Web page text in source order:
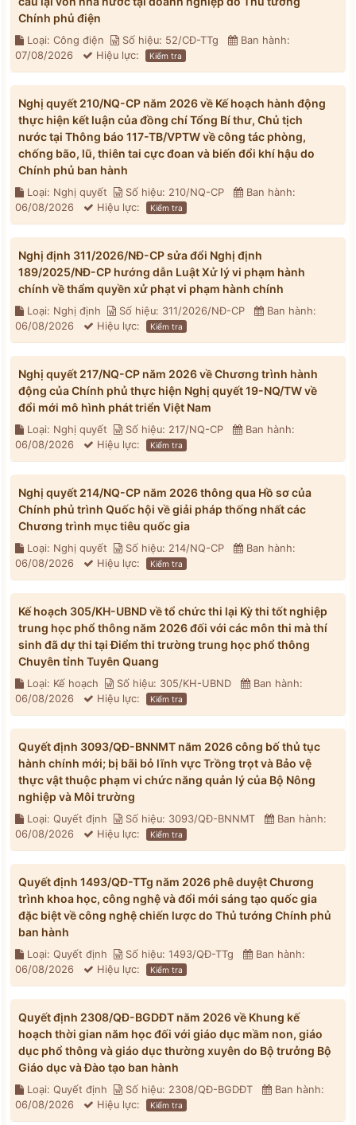
Chính phủ điện
Loại: Công điện Số hiệu: 52/CĐ-TTg
Ban hành:
07/08/2026
Hiệu lực: Kiểm tra
Nghị quyết 210/NQ-CP năm 2026 về Kế hoạch hành động
thực hiện kết luận của đồng chí Tổng Bí thư, Chủ tịch
nước tại Thông báo 117-TB/VPTW về công tác phòng,
chống bão, lũ, thiên tai cực đoan và biến đổi khí hậu do
Chính phủ ban hành
Loại: Nghị quyết Số hiệu: 210/NQ-CP
Ban hành:
06/08/2026
Hiệu lực: Kiểm tra
Nghị định 311/2026/NĐ-CP sửa đổi Nghị định
189/2025/NĐ-CP hướng dẫn Luật Xử lý vi phạm hành
chính về thẩm quyền xử phạt vi phạm hành chính
Loại: Nghị định Số hiệu: 311/2026/NĐ-CP
Ban hành:
06/08/2026
Hiệu lực: Kiểm tra
Nghị quyết 217/NQ-CP năm 2026 về Chương trình hành
động của Chính phủ thực hiện Nghị quyết 19-NQ/TW về
đổi mới mô hình phát triển Việt Nam
Loại: Nghị quyết Số hiệu: 217/NQ-CP
Ban hành:
06/08/2026
Hiệu lực: Kiểm tra
Nghị quyết 214/NQ-CP năm 2026 thông qua Hồ sơ của
Chính phủ trình Quốc hội về giải pháp thống nhất các
Chương trình mục tiêu quốc gia
Loại: Nghị quyết Số hiệu: 214/NQ-CP
Ban hành:
06/08/2026
Hiệu lực: Kiểm tra
Kế hoạch 305/KH-UBND về tổ chức thi lại Kỳ thi tốt nghiệp
trung học phổ thông năm 2026 đối với các môn thi mà thí
sinh đã dự thi tại Điểm thi trường trung học phổ thông
Chuyên tỉnh Tuyên Quang
Loại: Kế hoạch Số hiệu: 305/KH-UBND
Ban hành:
06/08/2026
Hiệu lực: Kiểm tra
Quyết định 3093/QĐ-BNNMT năm 2026 công bố thủ tục
hành chính mới; bị bãi bỏ lĩnh vực Trồng trọt và Bảo vệ
thực vật thuộc phạm vi chức năng quản lý của Bộ Nông
nghiệp và Môi trường
Loại: Quyết định Số hiệu: 3093/QĐ-BNNMT
Ban hành:
06/08/2026
Hiệu lực: Kiểm tra
Quyết định 1493/QĐ-TTg năm 2026 phê duyệt Chương
trình khoa học, công nghệ và đổi mới sáng tạo quốc gia
đặc biệt về công nghệ chiến lược do Thủ tướng Chính phủ
ban hành
Loại: Quyết định Số hiệu: 1493/QĐ-TTg
Ban hành:
06/08/2026
Hiệu lực: Kiểm tra
Quyết định 2308/QĐ-BGDĐT năm 2026 về Khung kế
hoạch thời gian năm học đối với giáo dục mầm non, giáo
dục phổ thông và giáo dục thường xuyên do Bộ trưởng Bộ
Giáo dục và Đào tạo ban hành
Loại: Quyết định Số hiệu: 2308/QĐ-BGDĐT
Ban hành:
06/08/2026
Hiệu lực: Kiểm tra